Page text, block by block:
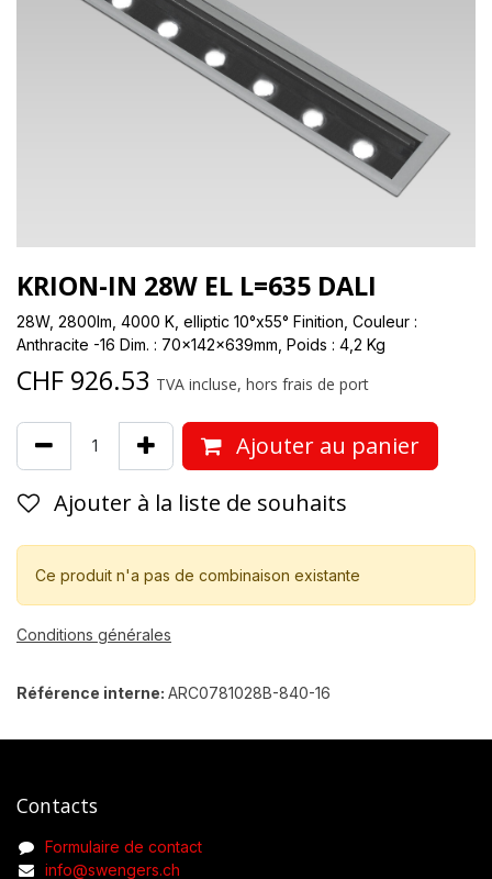
KRION-IN 28W EL L=635 DALI
28W, 2800lm, 4000 K, elliptic 10°x55° Finition, Couleur :
Anthracite -16 Dim. : 70x142x639mm, Poids : 4,2 Kg
CHF 926.53 TVA incluse, hors frais de port
Ajouter au panier
Ajouter à la liste de souhaits
Ce produit n'a pas de combinaison existante
Conditions générales
Référence interne: ARC0781028B-840-16
Contacts
Formulaire de contact
info@swengers.ch